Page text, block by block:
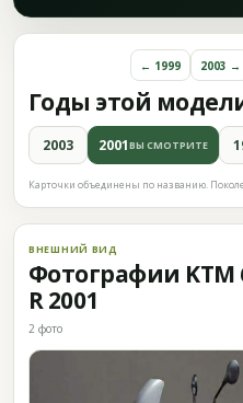
Годы этой
← 1999 2003 →
2003 2001ВЫ СМОТРИТЕ
Карточки объединены по названию.
ВНЕШНИЙ ВИД
Фотографии KTM
R 2001
2 фото